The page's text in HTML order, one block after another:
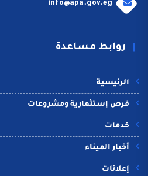
info@apa.gov.eg
روابط مساعدة
الرئيسية
فرص إستثمارية ومشروعات
خدمات
أخبار الميناء
إعلانات